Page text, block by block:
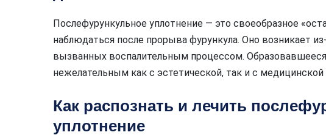
Послефурункульное уплотнение — это своеобразное
наблюдаться после прорыва фурункула. Оно возникает
вызванных воспалительным процессом.
нежелательным как с эстетической, так и с медицинской
Как распознать и лечить
уплотнение